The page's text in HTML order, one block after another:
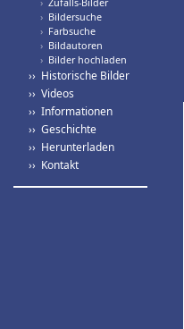
› Bildersuche
› Farbsuche
› Bildautoren
› Bilder hochladen
›› Historische Bilder
›› Videos
›› Informationen
›› Geschichte
›› Herunterladen
›› Kontakt